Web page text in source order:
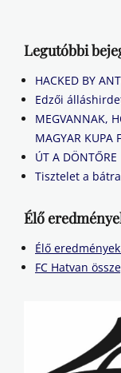
Legutóbbi
HACKED BY
Edzői
MEGVANNAK,
MAGYAR KUPA
ÚT A DÖNTŐRE
Tisztelet a
Élő
Élő
FC Hatvan